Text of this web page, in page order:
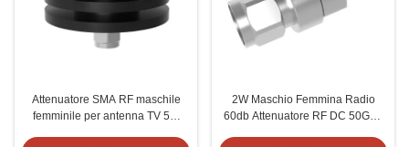
Attenuatore SMA RF maschile
femminile per antenna TV 5W
2W Maschio Femmina Radio
60db Attenuatore RF DC 50GHz